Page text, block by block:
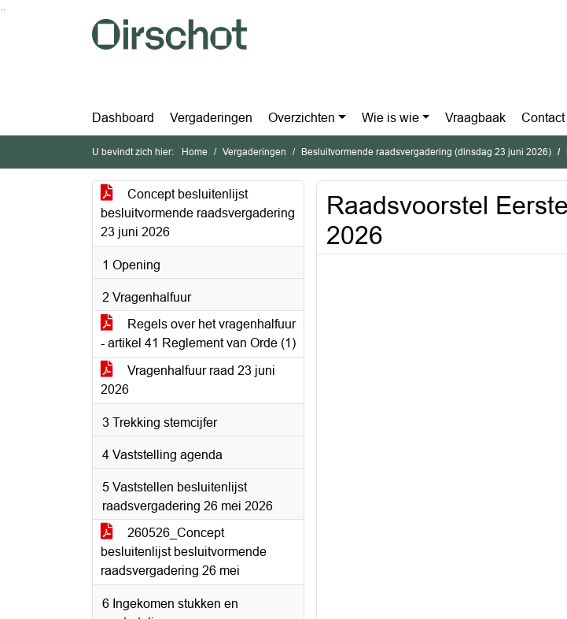
Ga naar de inhoud van deze pagina
Ga naar het zoeken
Ga naar het menu
Dashboard Vergaderingen Overzichten Wie is wie Vraagbaak Contact
U bevindt zich hier: Home Vergaderingen Besluitvormende raadsvergadering (dinsdag 23 juni 2026)
Concept besluitenlijst
besluitvormende raadsvergadering
23 juni 2026
1 Opening
2 Vragenhalfuur
Regels over het vragenhalfuur
- artikel 41 Reglement van Orde (1)
Vragenhalfuur raad 23 juni
2026
3 Trekking stemcijfer
4 Vaststelling agenda
5 Vaststellen besluitenlijst
raadsvergadering 26 mei 2026
260526_Concept
besluitenlijst besluitvormende
raadsvergadering 26 mei
6 Ingekomen stukken en
Raadsvoorstel
2026